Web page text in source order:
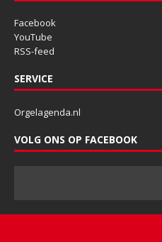
Facebook
YouTube
RSS-feed
SERVICE
Orgelagenda.nl
VOLG ONS OP FACEBOOK